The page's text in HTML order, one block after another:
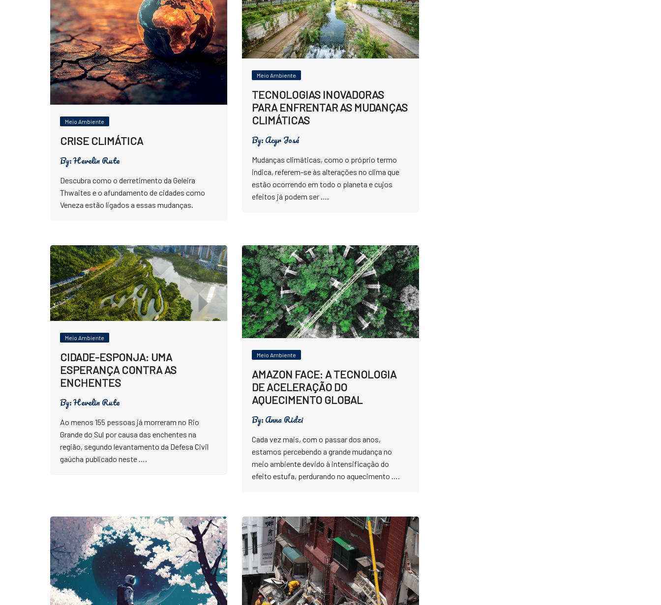
Meio Ambiente
CRISE CLIMÁTICA
By:Hevelin Rute
Descubra como o derretimento da Geleira
Thwaites e o afundamento de cidades como
Veneza estão ligados a essas mudanças.
Meio Ambiente
TECNOLOGIAS INOVADORAS
PARA ENFRENTAR AS MUDANÇAS
CLIMÁTICAS
By:Acyr José
Mudanças climáticas, como o próprio termo
indica, referem-se às alterações no clima que
estão ocorrendo em todo o planeta e cujos
efeitos já podem ser ….
Meio Ambiente
CIDADE-ESPONJA: UMA
ESPERANÇA CONTRA AS
ENCHENTES
By:Hevelin Rute
Ao menos 155 pessoas já morreram no Rio
Grande do Sul por causa das enchentes na
região, segundo levantamento da Defesa Civil
gaúcha publicado neste ….
Meio Ambiente
AMAZON FACE: A TECNOLOGIA
DE ACELERAÇÃO DO
AQUECIMENTO GLOBAL
By:Anna Ridzi
Cada vez mais, com o passar dos anos,
estamos percebendo a grande mudança no
meio ambiente devido à intensificação do
efeito estufa, perdurando no aquecimento ….